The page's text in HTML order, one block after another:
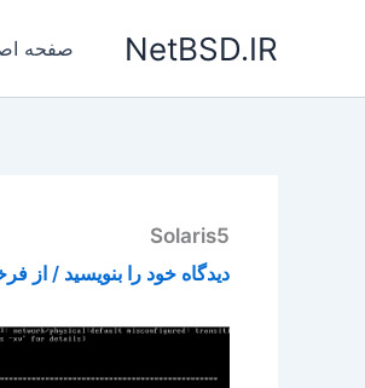
NetBSD.IR صفحه
Solaris5
دیدگاه‌ خود را بنویسید / از